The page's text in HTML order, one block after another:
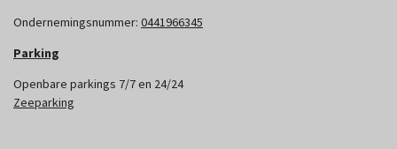
Ondernemingsnummer: 0441966345
Parking
Openbare parkings 7/7 en 24/24
Zeeparking